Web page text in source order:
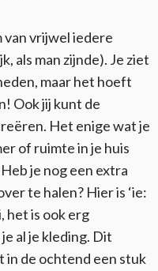
van vrijwel iedere
als man zijnde). Je ziet
maar het hoeft
Ook jij kunt de
Het enige wat je
of ruimte in je huis
je nog een extra
te halen? Hier is ‘ie:
het is ook erg
al je kleding. Dit
in de ochtend een stuk